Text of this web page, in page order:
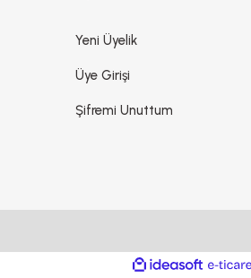
Yeni Üyelik
Üye Girişi
Şifremi Unuttum
ideasoft